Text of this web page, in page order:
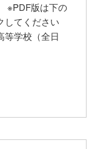
※PDF版は下の
してください
等学校（全日